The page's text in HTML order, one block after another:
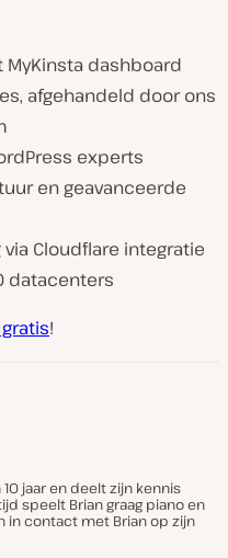
dashboard
afgehandeld door ons
experts
en geavanceerde
Cloudflare integratie
datacenters
!
jaar en deelt zijn kennis
speelt Brian graag piano en
in contact met Brian op zijn